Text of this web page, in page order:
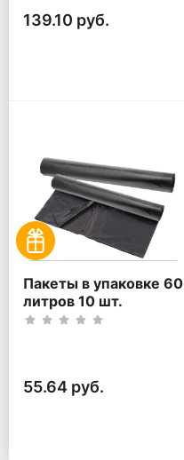
139.10 руб.
Пакеты в упаковке 60
литров 10 шт.
(10шт*2рул)
55.64 руб.